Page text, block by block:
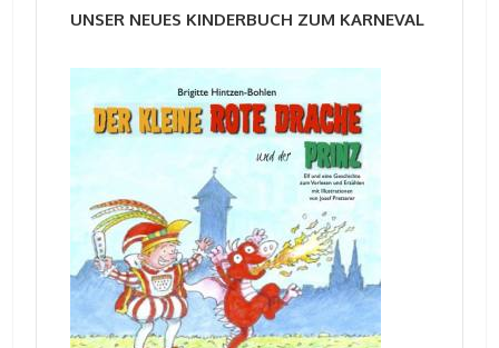
UNSER NEUES KINDERBUCH ZUM KARNEVAL